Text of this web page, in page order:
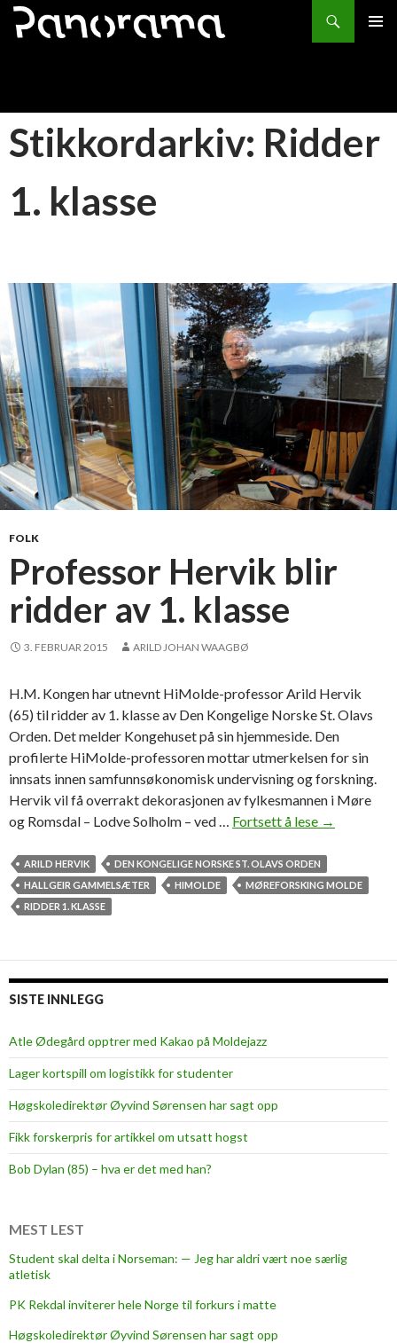
Søk
HOPP
Stikkordarkiv: Ridder
1. klasse
FOLK
Professor Hervik blir
ridder av 1. klasse
3. FEBRUAR 2015 ARILD JOHAN WAAGBØ
H.M. Kongen har utnevnt HiMolde-professor Arild Hervik
(65) til ridder av 1. klasse av Den Kongelige Norske St. Olavs
Orden. Det melder Kongehuset på sin hjemmeside. Den
profilerte HiMolde-professoren mottar utmerkelsen for sin
innsats innen samfunnsøkonomisk undervisning og forskning.
Hervik vil få overrakt dekorasjonen av fylkesmannen i Møre
og Romsdal – Lodve Solholm – ved … Fortsett å lese P
f
r
k
d
→
ARILD HERVIK
DEN KONGELIGE NORSKE ST. OLAVS ORDEN
HALLGEIR GAMMELSÆTER
HIMOLDE
MØREFORSKING MOLDE
RIDDER 1. KLASSE
SISTE INNLEGG
Atle Ødegård opptrer med Kakao på Moldejazz
Lager kortspill om logistikk for studenter
Høgskoledirektør Øyvind Sørensen har sagt opp
Fikk forskerpris for artikkel om utsatt hogst
Bob Dylan (85) – hva er det med han?
MEST LEST
Student skal delta i Norseman: — Jeg har aldri vært noe særlig
atletisk
PK Rekdal inviterer hele Norge til forkurs i matte
Høgskoledirektør Øyvind Sørensen har sagt opp